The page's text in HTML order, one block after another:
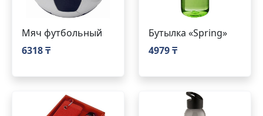
Мяч футбольный
6318 ₸
Бутылка «Spring»
4979 ₸